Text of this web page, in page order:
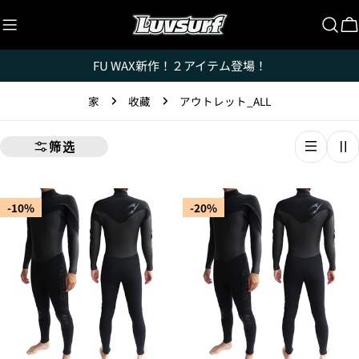
至
内
FU WAX新作！２アイテム登場！
家 收藏 アウトレット_ALL
筛选
-10% -20%